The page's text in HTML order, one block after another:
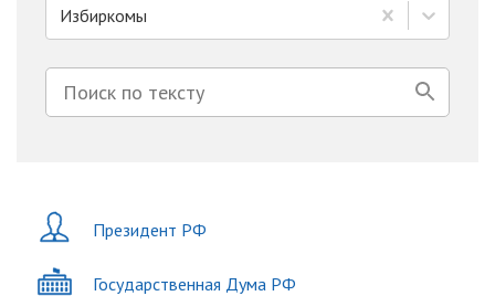
Избиркомы
Президент РФ
Государственная Дума РФ